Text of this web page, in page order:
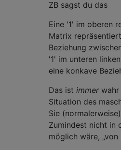
ZB sagst du das
Eine '1' im oberen
Matrix
Beziehung
'1' im unteren
eine konkave
Das ist immer wahr
Situation des
Sie
Zumindest nicht in
möglich wäre, „von